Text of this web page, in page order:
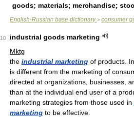
goods; materials; merchandise;
English-Russian base dictionary> consumer
10
industrial goods marketing
Mktg
the industrial marketing of products.
is different from the marketing of
directed at organizations, businesses,
than at the individual end user of a
marketing strategies from those used in
marketing to be effective.